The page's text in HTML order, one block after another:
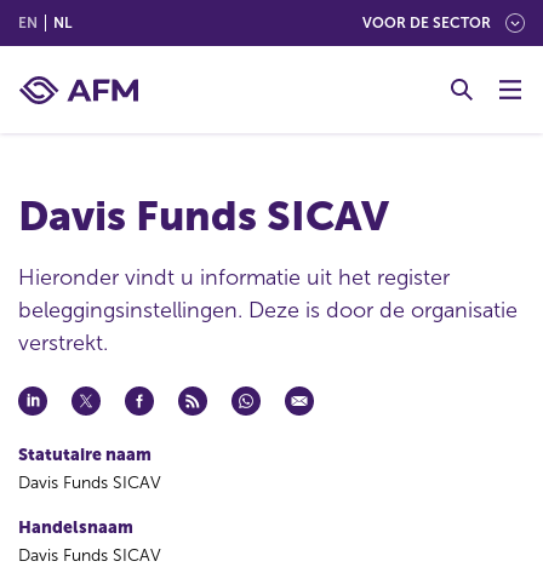
EN (ENGLISH)
NL(NEDERLANDS (NEDERLAND)) VOOR DE SECTOR
Davis Funds SICAV
Hieronder vindt u informatie uit het register
beleggingsinstellingen. Deze is door de organisatie
verstrekt.
Statutaire naam
Davis Funds SICAV
Handelsnaam
Davis Funds SICAV